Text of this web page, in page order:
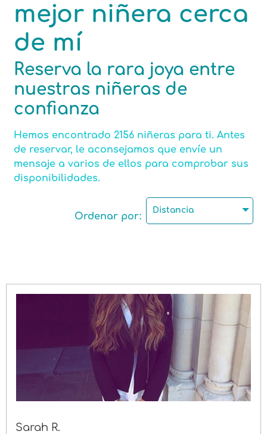
Áreas de interés
Número máximo de niños por cuidado de niños.
Certificación de Asistente maternal
mejor niñera cerca
de mí
Reserva la rara joya entre
nuestras niñeras de
confianza
Hemos encontrado 2156 niñeras para ti. Antes
de reservar, le aconsejamos que envíe un
mensaje a varios de ellos para comprobar sus
disponibilidades.
Ordenar por:
Distancia
Sarah R.